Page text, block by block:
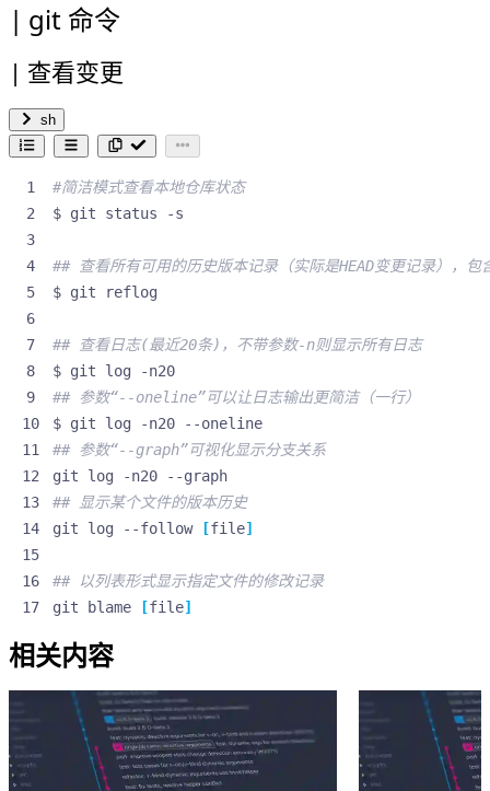
git 命令
查看变更
sh
#简洁模式查看本地仓库状态
## 查看所有可用的历史版本记录（实际是HEAD变更记录），包
## 查看日志(最近20条)，不带参数-n则显示所有日志
## 参数“--oneline”可以让日志输出更简洁（一行）
## 参数“--graph”可视化显示分支关系
## 显示某个文件的版本历史
git log --follow
[file]
## 以列表形式显示指定文件的修改记录
git blame
[file]
相关内容